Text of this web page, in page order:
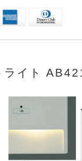
ライト